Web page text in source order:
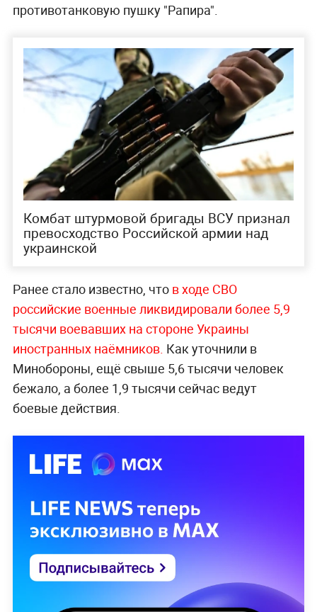
противотанковую пушку "Рапира".
Комбат штурмовой бригады ВСУ признал
превосходство Российской армии над
украинской
Ранее стало известно, чтов ходе СВО
российские военные ликвидировали более 5,9
тысячи воевавших на стороне Украины
иностранных наёмников. Как уточнили в
Минобороны, ещё свыше 5,6 тысячи человек
бежало, а более 1,9 тысячи сейчас ведут
боевые действия.